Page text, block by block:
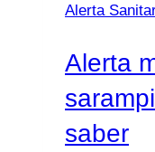
Alerta
Alerta
saber